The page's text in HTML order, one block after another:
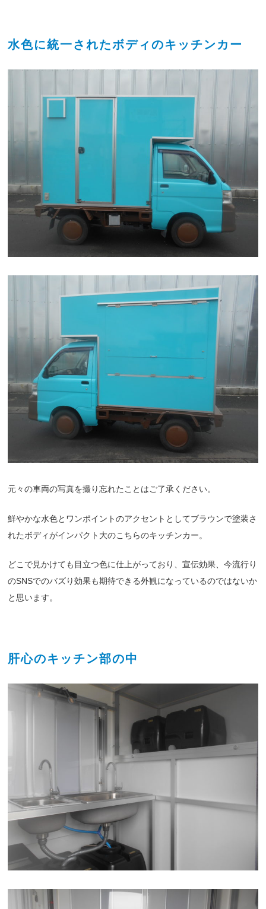
水色に統一されたボディのキッチンカー
元々の車両の写真を撮り忘れたことはご了承ください。
鮮やかな水色とワンポイントのアクセントとしてブラウンで塗装さ
れたボディがインパクト大のこちらのキッチンカー。
どこで見かけても目立つ色に仕上がっており、宣伝効果、今流行り
のSNSでのバズり効果も期待できる外観になっているのではないか
と思います。
肝心のキッチン部の中